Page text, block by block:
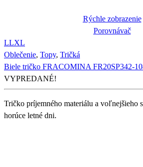
Rýchle zobrazenie
Porovnávač
LLXL
Oblečenie, Topy, Tričká
Biele tričko FRACOMINA FR20SP342-
VYPREDANÉ!
Tričko príjemného materiálu a voľnejšieho
horúce letné dni.